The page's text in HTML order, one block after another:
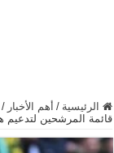
الرئيسية / أهم الأخبار /
قائمة المرشحين لتدعيم